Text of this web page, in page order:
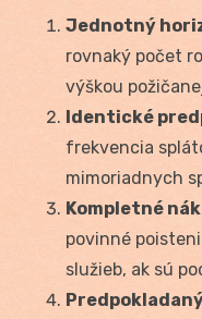
Jednotný
rovnaký počet
výškou
Identické
frekvencia
mimoriadnych
Kompletné
povinné
služieb, ak sú